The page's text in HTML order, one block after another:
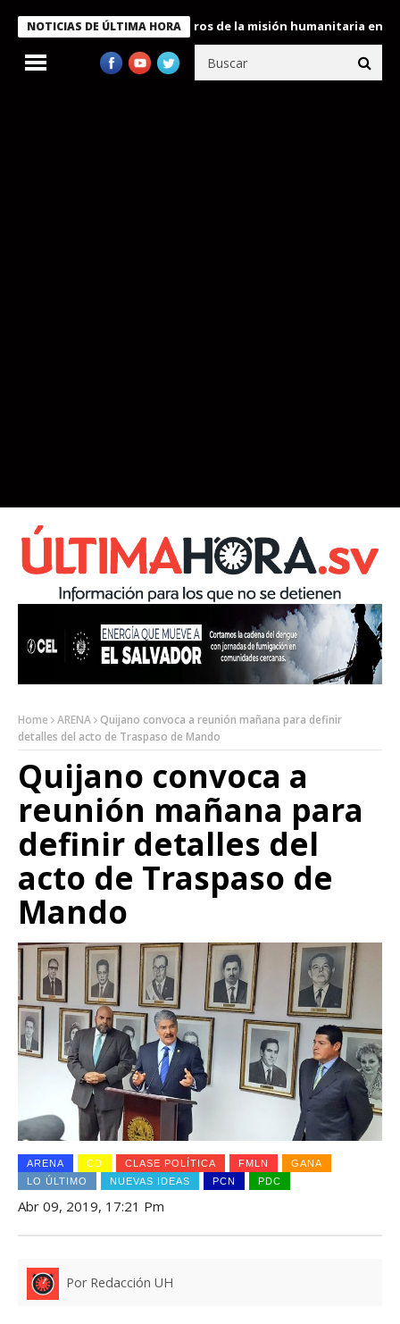
NOTICIAS DE ÚLTIMA HORA
Bukele condecora a miembros de la misión humanitaria enviada
Home ARENA
Quijano convoca a reunión mañana para definir
detalles del acto de Traspaso de Mando
Quijano convoca a
reunión mañana para
definir detalles del
acto de Traspaso de
Mando
ARENA CD CLASE POLÍTICA FMLN
GANA
LO ÚLTIMO
NUEVAS IDEAS PCN PDC
Abr 09, 2019, 17:21 Pm
Por Redacción UH